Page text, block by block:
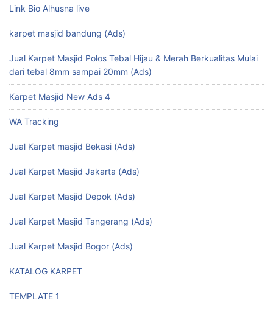
Link Bio Alhusna live
karpet masjid bandung (Ads)
Jual Karpet Masjid Polos Tebal Hijau & Merah Berkualitas Mulai
dari tebal 8mm sampai 20mm (Ads)
Karpet Masjid New Ads 4
WA Tracking
Jual Karpet masjid Bekasi (Ads)
Jual Karpet Masjid Jakarta (Ads)
Jual Karpet Masjid Depok (Ads)
Jual Karpet Masjid Tangerang (Ads)
Jual Karpet Masjid Bogor (Ads)
KATALOG KARPET
TEMPLATE 1